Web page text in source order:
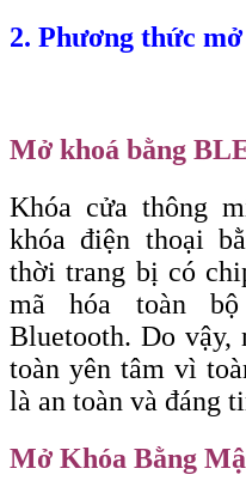
2. Phương thức
Mở khoá bằng
Khóa cửa thông
khóa điện thoại
thời trang bị có
mã hóa toàn
Bluetooth. Do vậy,
toàn yên tâm vì
là an toàn và đáng
Mở Khóa Bằng